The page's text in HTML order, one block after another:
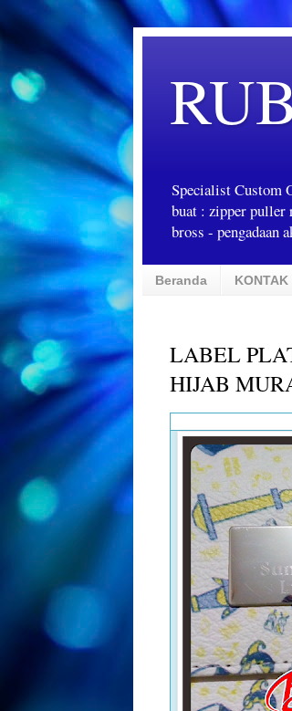
Specialist Custom
buat : zipper puller
bross - pengadaan
Beranda KONTAK
LABEL
HIJAB